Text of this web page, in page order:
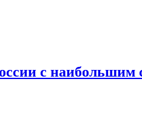
с наибольшим